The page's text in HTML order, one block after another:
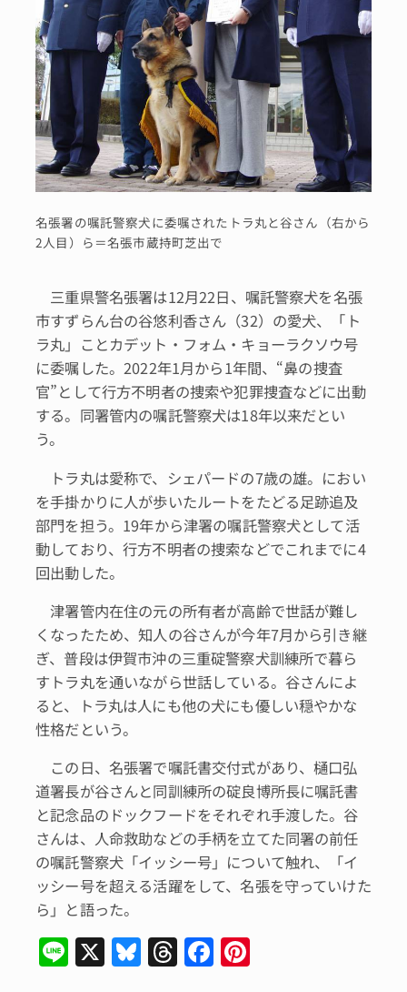
名張署の嘱託警察犬に委嘱されたトラ丸と谷さん（右から
2人目）ら＝名張市蔵持町芝出で
三重県警名張署は12月22日、嘱託警察犬を名張
市すずらん台の谷悠利香さん（32）の愛犬、「ト
ラ丸」ことカデット・フォム・キョーラクソウ号
に委嘱した。2022年1月から1年間、“鼻の捜査
官”として行方不明者の捜索や犯罪捜査などに出動
する。同署管内の嘱託警察犬は18年以来だとい
う。
トラ丸は愛称で、シェパードの7歳の雄。におい
を手掛かりに人が歩いたルートをたどる足跡追及
部門を担う。19年から津署の嘱託警察犬として活
動しており、行方不明者の捜索などでこれまでに4
回出動した。
津署管内在住の元の所有者が高齢で世話が難し
くなったため、知人の谷さんが今年7月から引き継
ぎ、普段は伊賀市沖の三重碇警察犬訓練所で暮ら
すトラ丸を通いながら世話している。谷さんによ
ると、トラ丸は人にも他の犬にも優しい穏やかな
性格だという。
この日、名張署で嘱託書交付式があり、樋口弘
道署長が谷さんと同訓練所の碇良博所長に嘱託書
と記念品のドックフードをそれぞれ手渡した。谷
さんは、人命救助などの手柄を立てた同署の前任
の嘱託警察犬「イッシー号」について触れ、「イ
ッシー号を超える活躍をして、名張を守っていけた
ら」と語った。
Li X Bl T F